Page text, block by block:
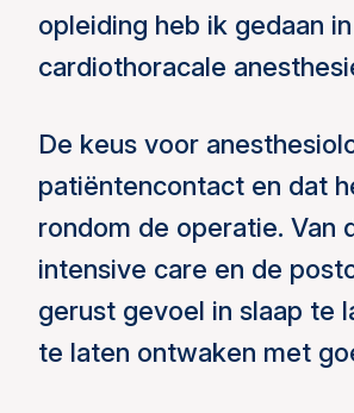
opleiding heb ik gedaan
cardiothoracale
De keus voor
patiëntencontact en dat
rondom de operatie.
intensive care en de
gerust gevoel in slaap te
te laten ontwaken met